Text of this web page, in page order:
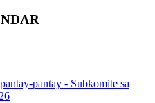
pantay - Subkomite sa